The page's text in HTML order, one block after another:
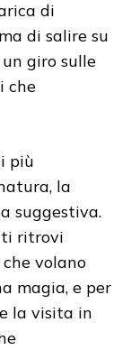
di
di salire su
un giro sulle
che
più
la
suggestiva.
ti ritrovi
volano
magia, e per
la visita in